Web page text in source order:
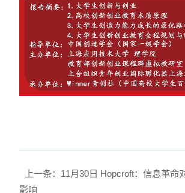
上一条：11月30日 Hopcroft：信息革命
影响